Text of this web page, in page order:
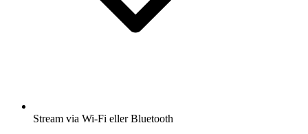
Stream via Wi-Fi eller Bluetooth